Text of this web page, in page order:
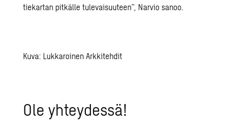
tiekartan pitkälle tulevaisuuteen”, Narvio sanoo.
Kuva: Lukkaroinen Arkkitehdit
Ole yh­tey­des­sä!